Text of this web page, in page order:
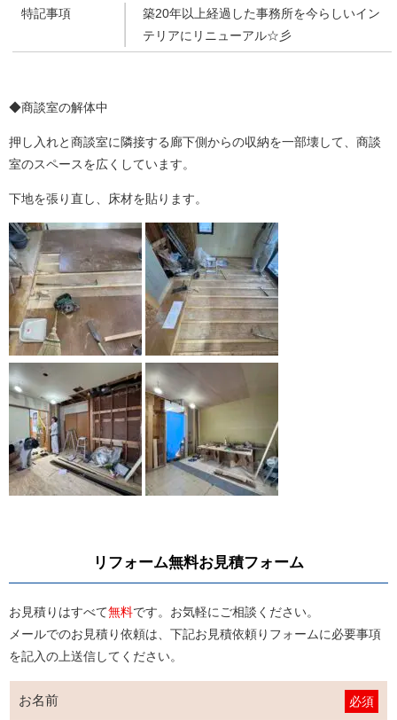
特記事項
築20年以上経過した事務所を今らしいイン
テリアにリニューアル☆彡
◆商談室の解体中
押し入れと商談室に隣接する廊下側からの収納を一部壊して、商談
室のスペースを広くしています。
下地を張り直し、床材を貼ります。
リフォーム無料お見積フォーム
お見積りはすべて無料です。お気軽にご相談ください。
メールでのお見積り依頼は、下記お見積依頼りフォームに必要事項
を記入の上送信してください。
お名前 必須